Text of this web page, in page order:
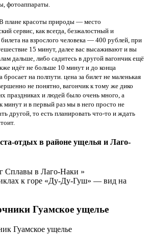
фотоаппараты.
плане красоты природы — место
сервис, как всегда, безжалостный и
на взрослого человека — 400 рублей, при
15 минут, далее вас высаживают и вы
дальше, либо садитесь в другой вагончик ещё
идёт не больше 10 минут и до конца
бросает на полпути. цена за билет не маленькая
не понятно, вагончик к тому же дико
праздниках и людей было очень много, а
минут и в первый раз мы в него просто не
другой, то есть планировать что-то и ждать
отдых в районе ущелья и Лаго-
Сплавы в Лаго-Наки »
к горе «Ду-Ду-Гуш» — вид на
Гуамское ущелье